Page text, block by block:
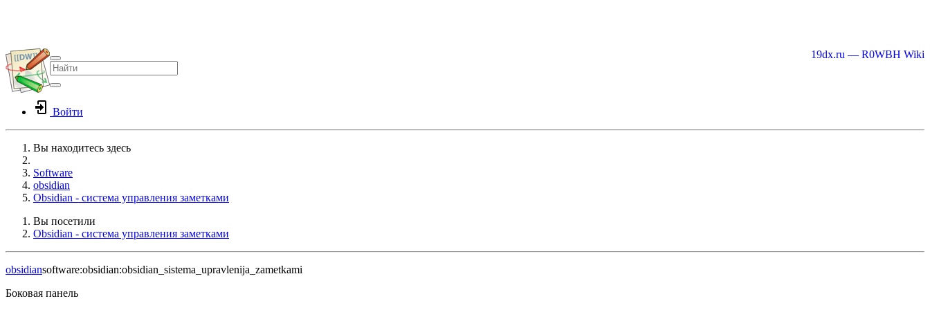
19dx.ru — R0WBH Wiki
Войти
Вы находитесь здесь
Software
obsidian
Obsidian - система управления заметками
Вы посетили
Obsidian - система управления заметками
obsidiansoftware:obsidian:obsidian_sistema_upravlenija_zametkami
Боковая панель